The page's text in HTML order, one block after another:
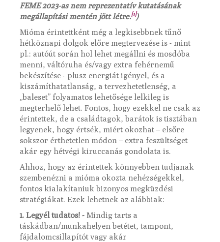
FEME 2023-as nem reprezentatív kutatásának
megállapítási mentén jött létre.[1])
Mióma érintettként még a legkisebbnek tűnő
hétköznapi dolgok előre megtervezése is - mint
pl.: autóút során hol lehet megállni és mosdóba
menni, váltóruha és/vagy extra fehérnemű
bekészítése - plusz energiát igényel, és a
kiszámíthatatlanság, a tervezhetetlenség, a
„baleset” folyamatos lehetősége lelkileg is
megterhelő lehet. Fontos, hogy ezekkel ne csak az
érintettek, de a családtagok, barátok is tisztában
legyenek, hogy értsék, miért okozhat – elsőre
sokszor érthetetlen módon – extra feszültséget
akár egy hétvégi kiruccanás gondolata is.
Ahhoz, hogy az érintettek könnyebben tudjanak
szembenézni a mióma okozta nehézségekkel,
fontos kialakítaniuk bizonyos megküzdési
stratégiákat. Ezek lehetnek az alábbiak:
1. Legyél tudatos! - Mindig tarts a
táskádban/munkahelyen betétet, tampont,
fájdalomcsillapítót vagy akár